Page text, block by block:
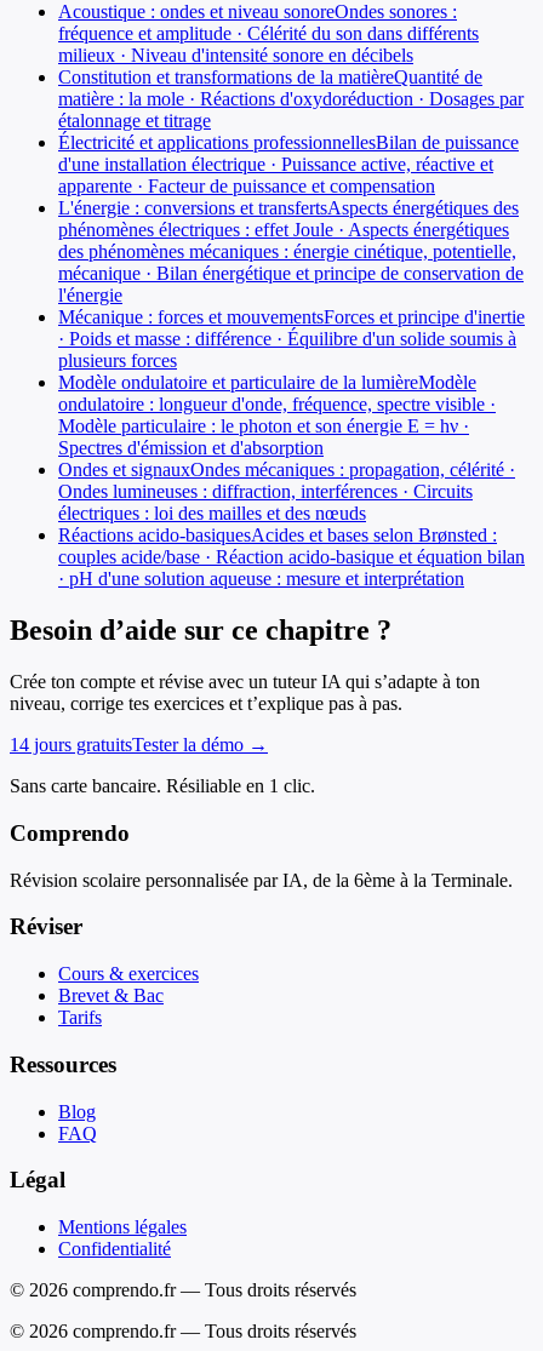
Acoustique : ondes et niveau sonoreOndes sonores :
fréquence et amplitude · Célérité du son dans différents
milieux · Niveau d'intensité sonore en décibels
Constitution et transformations de la matièreQuantité de
matière : la mole · Réactions d'oxydoréduction · Dosages par
étalonnage et titrage
Électricité et applications professionnellesBilan de puissance
d'une installation électrique · Puissance active, réactive et
apparente · Facteur de puissance et compensation
L'énergie : conversions et transfertsAspects énergétiques des
phénomènes électriques : effet Joule · Aspects énergétiques
des phénomènes mécaniques : énergie cinétique, potentielle,
mécanique · Bilan énergétique et principe de conservation de
l'énergie
Mécanique : forces et mouvementsForces et principe d'inertie
· Poids et masse : différence · Équilibre d'un solide soumis à
plusieurs forces
Modèle ondulatoire et particulaire de la lumièreModèle
ondulatoire : longueur d'onde, fréquence, spectre visible ·
Modèle particulaire : le photon et son énergie E = hν ·
Spectres d'émission et d'absorption
Ondes et signauxOndes mécaniques : propagation, célérité ·
Ondes lumineuses : diffraction, interférences · Circuits
électriques : loi des mailles et des nœuds
Réactions acido-basiquesAcides et bases selon Brønsted :
couples acide/base · Réaction acido-basique et équation bilan
· pH d'une solution aqueuse : mesure et interprétation
Besoin d’aide sur ce chapitre ?
Crée ton compte et révise avec un tuteur IA qui s’adapte à ton
niveau, corrige tes exercices et t’explique pas à pas.
14 jours gratuitsTester la démo →
Sans carte bancaire. Résiliable en 1 clic.
Comprendo
Révision scolaire personnalisée par IA, de la 6ème à la Terminale.
Réviser
Cours & exercices
Brevet & Bac
Tarifs
Ressources
Blog
FAQ
Légal
Mentions légales
Confidentialité
© 2026 comprendo.fr — Tous droits réservés
© 2026 comprendo.fr — Tous droits réservés